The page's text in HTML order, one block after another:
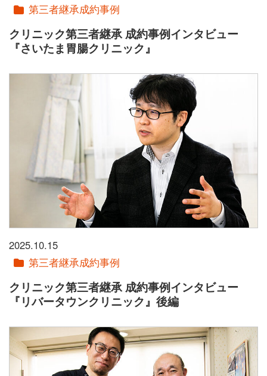
第三者継承成約事例
クリニック第三者継承 成約事例インタビュー
『さいたま胃腸クリニック』
2025.10.15
第三者継承成約事例
クリニック第三者継承 成約事例インタビュー
『リバータウンクリニック』後編